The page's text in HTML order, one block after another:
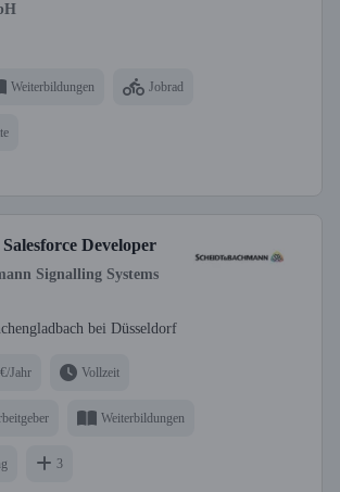
Weiterbildungen Jobrad
Developer
Signalling Systems
bei Düsseldorf
Jahr Vollzeit
Weiterbildungen
3